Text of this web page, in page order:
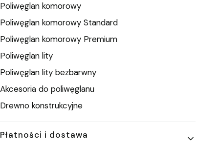
Poliwęglan komorowy
Poliwęglan komorowy Standard
Poliwęglan komorowy Premium
Poliwęglan lity
Poliwęglan lity bezbarwny
Akcesoria do poliwęglanu
Drewno konstrukcyjne
Płatności i dostawa